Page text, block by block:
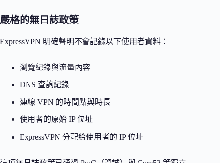
嚴格的無日誌政策
ExpressVPN 明確聲明不會記錄以下使用者資料：
瀏覽紀錄與流量內容
DNS 查詢紀錄
連線 VPN 的時間點與時長
使用者的原始 IP 位址
ExpressVPN 分配給使用者的 IP 位址